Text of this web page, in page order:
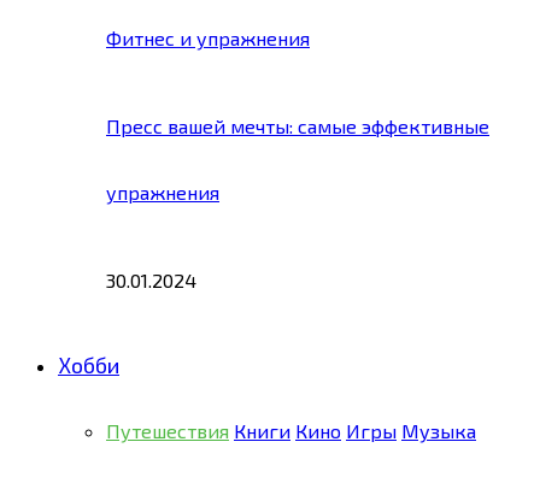
Фитнес и упражнения
Пресс вашей мечты: самые эффективные
упражнения
30.01.2024
Хобби
Путешествия Книги Кино Игры Музыка